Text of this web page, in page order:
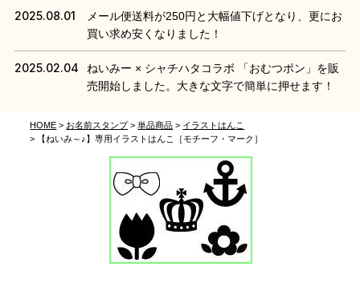
2025.08.01
メール便送料が250円と大幅値下げとなり、更にお
買い求め安くなりました！
2025.02.04
ねいみー × シャチハタコラボ 「おむつポン」を販
売開始しました。大きな文字で簡単に押せます！
HOME お名前スタンプ 単品商品
イラストはんこ
【ねいみ～♪】専用イラストはんこ［モチーフ・マーク］